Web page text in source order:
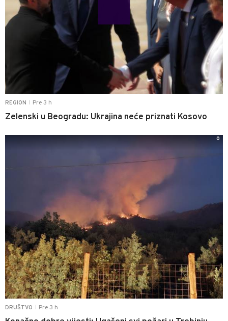
REGION Pre 3 h
Zelenski u Beogradu: Ukrajina neće priznati Kosovo
DRUŠTVO Pre 3 h
0